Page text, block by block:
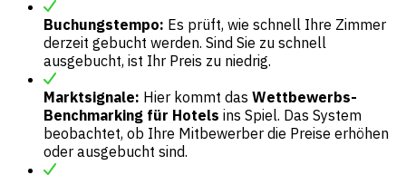
Buchungstempo: Es prüft, wie schnell Ihre Zimmer
derzeit gebucht werden. Sind Sie zu schnell
ausgebucht, ist Ihr Preis zu niedrig.
Marktsignale: Hier kommt das Wettbewerbs-
Benchmarking für Hotels ins Spiel. Das System
beobachtet, ob Ihre Mitbewerber die Preise erhöhen
oder ausgebucht sind.